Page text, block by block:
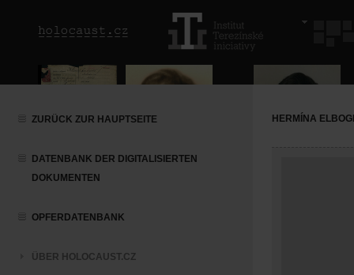
ZURÜCK ZUR HAUPTSEITE
DATENBANK DER DIGITALISIERTEN
DOKUMENTEN
OPFERDATENBANK
ÜBER HOLOCAUST.CZ
HERMÍNA